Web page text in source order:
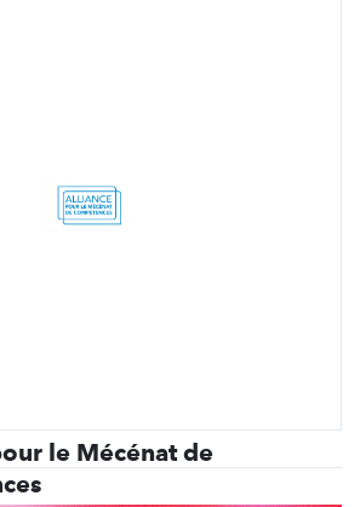
le Mécénat de